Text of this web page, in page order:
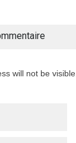
will not be visible.